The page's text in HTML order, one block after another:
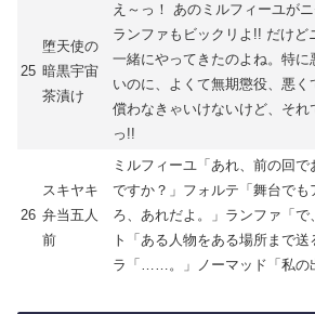
25
堕天使の
暗黒宇宙
茶漬け
え～っ！ あのミルフィーユが
ランファもビックリよ!! だけど
一緒にやってきたのよね。特
いのに、よくて無期懲役、悪
償わなきゃいけないけど、それ
っ!!
26
スキヤキ
弁当五人
前
ミルフィーユ「あれ、前の回
ですか？」フォルテ「舞台で
ろ、あれだよ。」ランファ「
ト「ある人物をある場所まで
ラ「……。」ノーマッド「私の